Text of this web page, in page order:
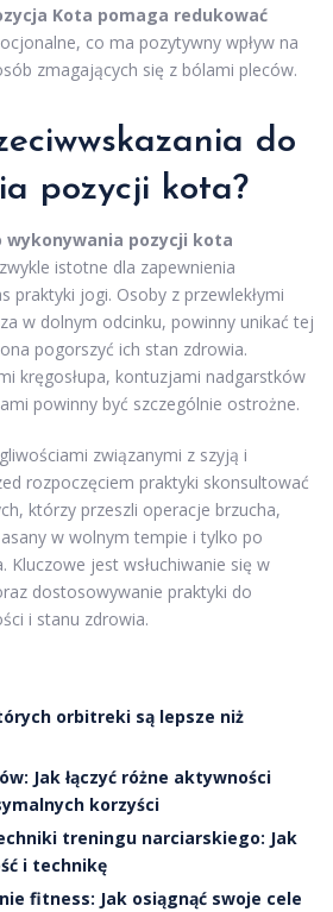
Kota pomaga redukować
co ma pozytywny wpływ na
zmagających się z bólami pleców.
do
pozycji kota?
wykonywania pozycji kota
istotne dla zapewnienia
praktyki jogi. Osoby z przewlekłymi
w dolnym odcinku, powinny unikać tej
pogorszyć ich stan zdrowia.
kręgosłupa, kontuzjami nadgarstków
powinny być szczególnie ostrożne.
związanymi z szyją i
rozpoczęciem praktyki skonsultować
którzy przeszli operacje brzucha,
w wolnym tempie i tylko po
Kluczowe jest wsłuchiwanie się w
dostosowywanie praktyki do
i stanu zdrowia.
orbitreki są lepsze niż
Jak łączyć różne aktywności
korzyści
treningu narciarskiego: Jak
i technikę
fitness: Jak osiągnąć swoje cele